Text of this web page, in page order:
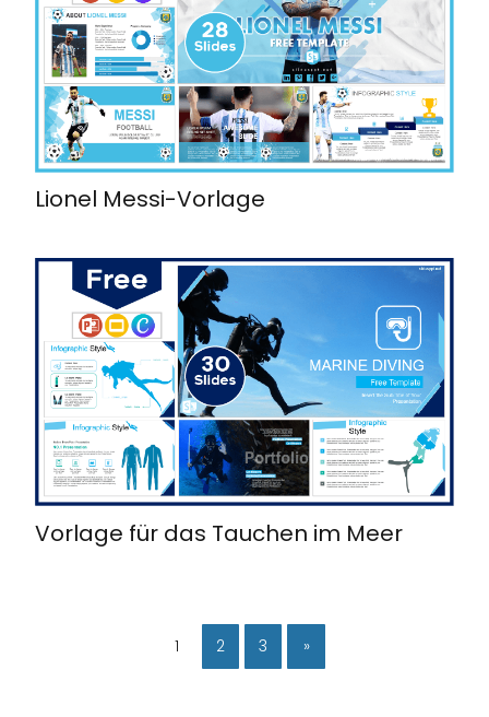
Lionel Messi-Vorlage
Vorlage für das Tauchen im Meer
1 2 3 »